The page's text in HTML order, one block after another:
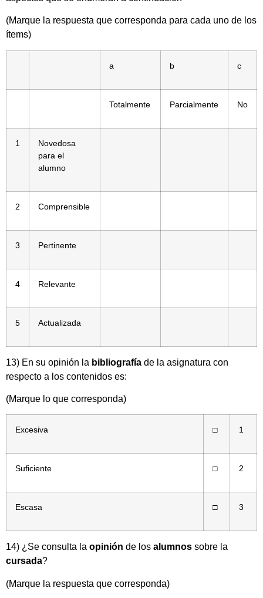
(Marque la respuesta que corresponda para cada uno de los
ítems)
a b c
Totalmente Parcialmente No
1
Novedosa
para el
alumno
2 Comprensible
3 Pertinente
4 Relevante
5 Actualizada
13) En su opinión la bibliografía de la asignatura con
respecto a los contenidos es:
(Marque lo que corresponda)
Excesiva □ 1
Suficiente □ 2
Escasa □ 3
14) ¿Se consulta la opinión de los alumnos sobre la
cursada?
(Marque la respuesta que corresponda)